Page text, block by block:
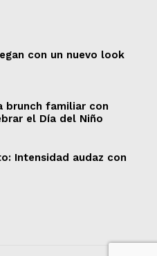
con un nuevo look
brunch familiar con
el Día del Niño
Intensidad audaz con